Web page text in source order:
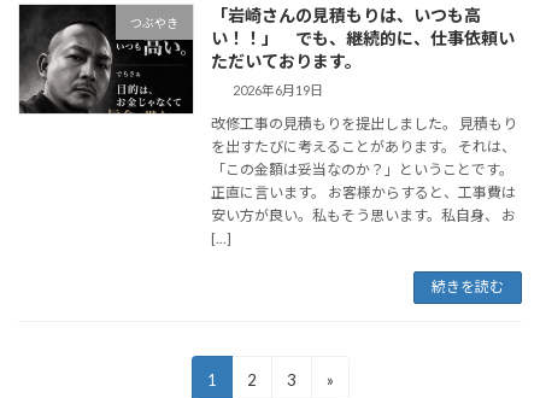
つぶやき
「岩崎さんの見積もりは、いつも高
い！！」 でも、継続的に、仕事依頼い
ただいております。
2026年6月19日
改修工事の見積もりを提出しました。 見積もり
を出すたびに考えることがあります。 それは、
「この金額は妥当なのか？」ということです。
正直に言います。 お客様からすると、工事費は
安い方が良い。私もそう思います。私自身、 お
[…]
続きを読む
固1
固
2
固
3 »